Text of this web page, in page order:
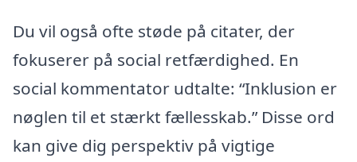
Du vil også ofte støde på citater, der
fokuserer på social retfærdighed. En
social kommentator udtalte: “Inklusion er
nøglen til et stærkt fællesskab.” Disse ord
kan give dig perspektiv på vigtige